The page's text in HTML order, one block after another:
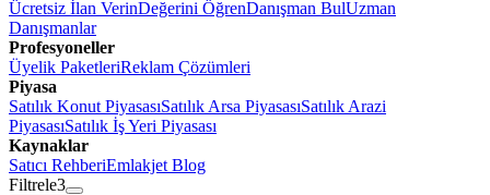
Ücretsiz İlan VerinDeğerini ÖğrenDanışman BulUzman
Danışmanlar
Profesyoneller
Üyelik PaketleriReklam Çözümleri
Piyasa
Satılık Konut PiyasasıSatılık Arsa PiyasasıSatılık Arazi
PiyasasıSatılık İş Yeri Piyasası
Kaynaklar
Satıcı RehberiEmlakjet Blog
Filtrele3